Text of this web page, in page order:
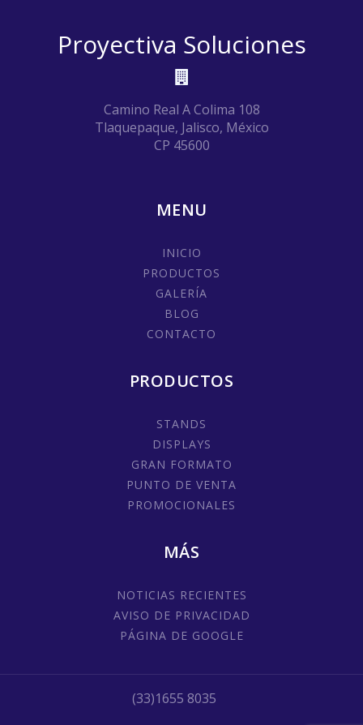
Proyectiva Soluciones
Camino Real A Colima 108
Tlaquepaque, Jalisco, México
CP 45600
MENU
INICIO
PRODUCTOS
GALERÍA
BLOG
CONTACTO
PRODUCTOS
STANDS
DISPLAYS
GRAN FORMATO
PUNTO DE VENTA
PROMOCIONALES
MÁS
NOTICIAS RECIENTES
AVISO DE PRIVACIDAD
PÁGINA DE GOOGLE
(33)1655 8035